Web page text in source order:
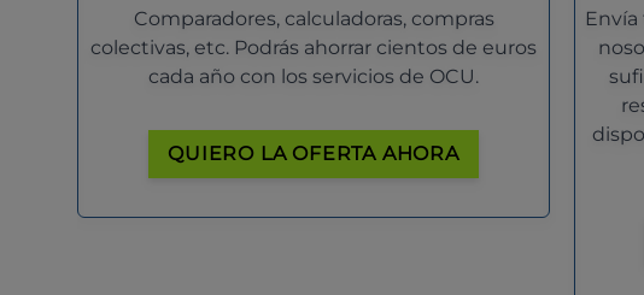
Comparadores, calculadoras, compras
colectivas, etc. Podrás ahorrar cientos de euros
cada año con los servicios de OCU.
QUIERO LA OFERTA AHORA